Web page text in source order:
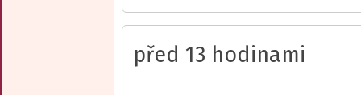
před 13 hodinami